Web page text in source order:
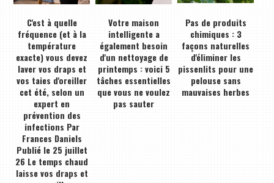
C'est à quelle
fréquence (et à la
température
exacte) vous devez
laver vos draps et
vos taies d'oreiller
cet été, selon un
expert en
prévention des
infections Par
Frances Daniels
Publié le 25 juillet
26 Le temps chaud
laisse vos draps et
Votre maison
intelligente a
également besoin
d'un nettoyage de
printemps : voici 5
tâches essentielles
que vous ne voulez
pas sauter
Pas de produits
chimiques : 3
façons naturelles
d'éliminer les
pissenlits pour une
pelouse sans
mauvaises herbes